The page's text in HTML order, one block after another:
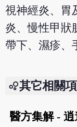
視神經炎、胃
炎、慢性甲狀
帶下、濕疹、
其它相關項
醫方集解 -